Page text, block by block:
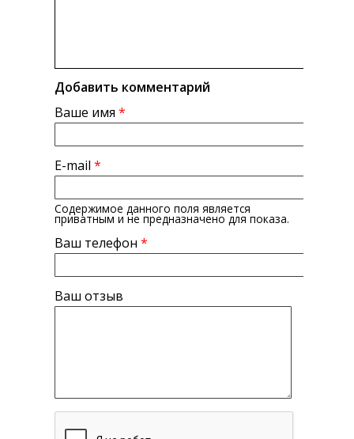
Добавить комментарий
Ваше имя *
E-mail *
Содержимое данного поля является
приватным и не предназначено для показа.
Ваш телефон *
Ваш отзыв